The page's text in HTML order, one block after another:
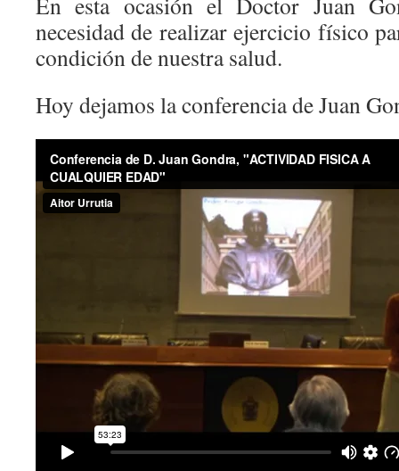
necesidad de realizar ejercicio físico
condición de nuestra salud.
Hoy dejamos la conferencia de Juan